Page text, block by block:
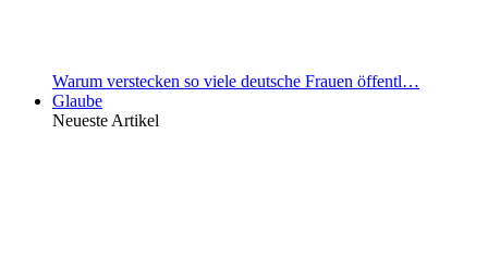
Warum verstecken so viele deutsche Frauen öffentl…
Glaube
Neueste Artikel